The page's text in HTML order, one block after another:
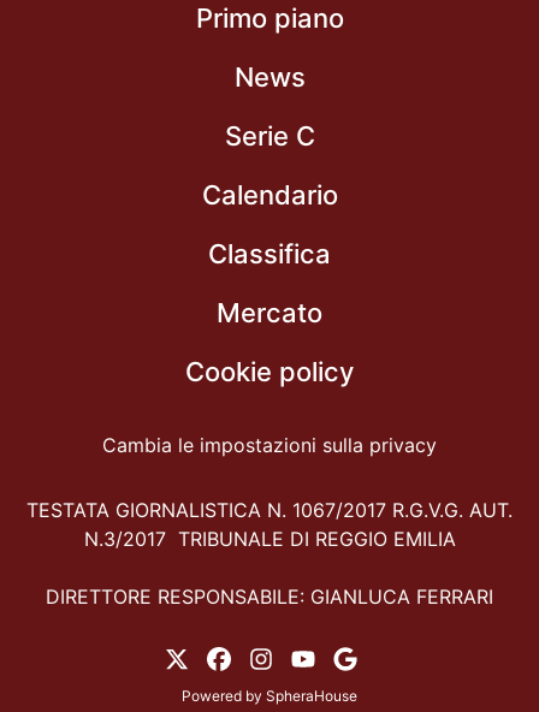
Primo piano
News
Serie C
Calendario
Classifica
Mercato
Cookie policy
Cambia le impostazioni sulla privacy
TESTATA GIORNALISTICA N. 1067/2017 R.G.V.G. AUT.
N.3/2017 TRIBUNALE DI REGGIO EMILIA
DIRETTORE RESPONSABILE: GIANLUCA FERRARI
Powered by SpheraHouse